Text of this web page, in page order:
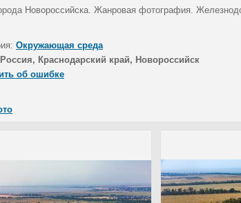
Новороссийска. Жанровая фотография.
Окружающая среда
Россия, Краснодарский край, Новороссийск
об ошибке